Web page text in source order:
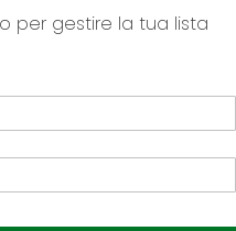
per gestire la tua lista